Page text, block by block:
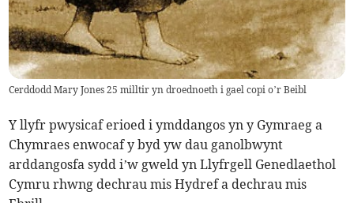
Cerddodd Mary Jones 25 milltir yn droednoeth i gael copi o’r Beibl
Y llyfr pwysicaf erioed i ymddangos yn y Gymraeg a
Chymraes enwocaf y byd yw dau ganolbwynt
arddangosfa sydd i’w gweld yn Llyfrgell Genedlaethol
Cymru rhwng dechrau mis Hydref a dechrau mis